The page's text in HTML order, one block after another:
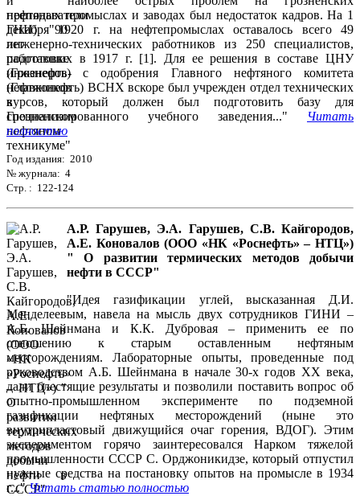
нефтяных промыслах и заводах был недостаток кадров. На 1
декабря 1920 г. на нефтепромыслах оставалось всего 49
инженерно-технических работников из 250 специалистов,
работавших в 1917 г. [1]. Для ее решения в составе ЦНУ
(Грознефть) с одобрения Главного нефтяного комитета
(Главконефть) ВСНХ вскоре был учрежден отдел технических
курсов, который должен был подготовить базу для
специализированного учебного заведения..." Читать
полностью
Год издания: 2010
№ журнала: 4
Стр. : 122-124
А.Р. Гарушев, Э.А. Гарушев, С.В. Кайгородов,
А.Е. Коновалов (ООО «НК «Роснефть» – НТЦ»)
" О развитии термических методов добычи
нефти в СССР"
"Идея газификации углей, высказанная Д.И.
Менделеевым, навела на мысль двух сотрудников ГИНИ –
А.Б. Шейнмана и К.К. Дубровая – применить ее по
отношению к старым оставленным нефтяным
месторождениям. Лабораторные опыты, проведенные под
руководством А.Б. Шейнмана в начале 30-х годов XX века,
дали блестящие результаты и позволили поставить вопрос об
опытно-промышленном эксперименте по подземной
газификации нефтяных месторождений (ныне это
внутрипластовый движущийся очаг горения, ВДОГ). Этим
экспериментом горячо заинтересовался Нарком тяжелой
промышленности СССР С. Орджоникидзе, который отпустил
нужные средства на постановку опытов на промысле в 1934
г..."Читать статью полностью